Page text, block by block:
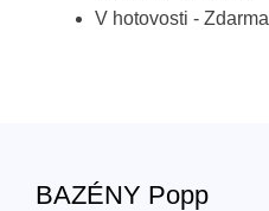
V hotovosti - Zdarma
BAZÉNY Popp